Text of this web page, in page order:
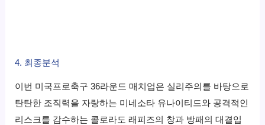
4. 최종분석
이번 미국프로축구 36라운드 매치업은 실리주의를 바탕으로
탄탄한 조직력을 자랑하는 미네소타 유나이티드와 공격적인
리스크를 감수하는 콜로라도 래피즈의 창과 방패의 대결입